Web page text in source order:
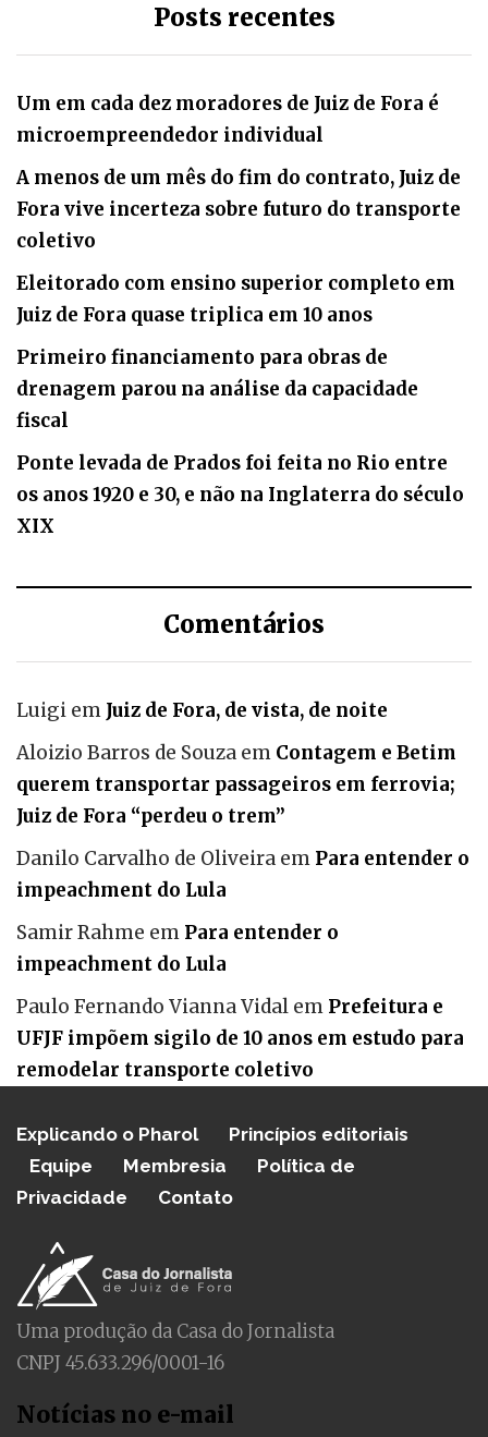
Posts recentes
Um em cada dez moradores de Juiz de Fora é
microempreendedor individual
A menos de um mês do fim do contrato, Juiz de
Fora vive incerteza sobre futuro do transporte
coletivo
Eleitorado com ensino superior completo em
Juiz de Fora quase triplica em 10 anos
Primeiro financiamento para obras de
drenagem parou na análise da capacidade
fiscal
Ponte levada de Prados foi feita no Rio entre
os anos 1920 e 30, e não na Inglaterra do século
XIX
Comentários
Luigi em Juiz de Fora, de vista, de noite
Aloizio Barros de Souza em Contagem e Betim
querem transportar passageiros em ferrovia;
Juiz de Fora “perdeu o trem”
Danilo Carvalho de Oliveira em Para entender o
impeachment do Lula
Samir Rahme em Para entender o
impeachment do Lula
Paulo Fernando Vianna Vidal em Prefeitura e
UFJF impõem sigilo de 10 anos em estudo para
remodelar transporte coletivo
Explicando o Pharol
Princípios editoriais
Equipe
Membresia
Política de
Privacidade
Contato
Uma produção da Casa do Jornalista
CNPJ 45.633.296/0001-16
Notícias no e-mail